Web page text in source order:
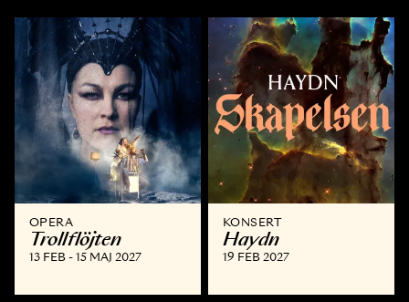
OPERA
Trollflöjten
13 FEB - 15 MAJ 2027
KONSERT
Haydn
19 FEB 2027